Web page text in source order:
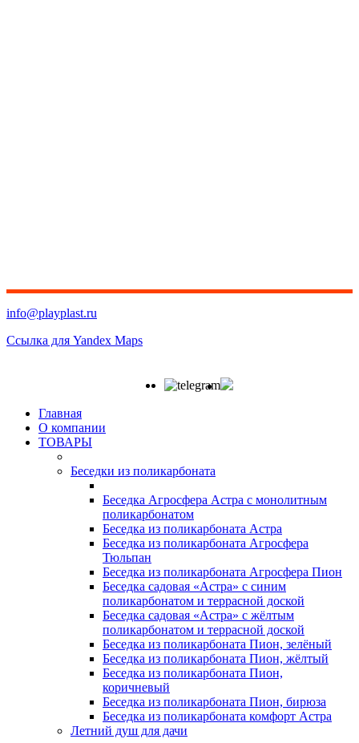
info@playplast.ru
Ссылка для Yandex Maps
Главная
О компании
ТОВАРЫ
Беседки из поликарбоната
Беседка Агросфера Астра с монолитным
поликарбонатом
Беседка из поликарбоната Астра
Беседка из поликарбоната Агросфера
Тюльпан
Беседка из поликарбоната Агросфера Пион
Беседка садовая «Астра» с синим
поликарбонатом и террасной доской
Беседка садовая «Астра» с жёлтым
поликарбонатом и террасной доской
Беседка из поликарбоната Пион, зелёный
Беседка из поликарбоната Пион, жёлтый
Беседка из поликарбоната Пион,
коричневый
Беседка из поликарбоната Пион, бирюза
Беседка из поликарбоната комфорт Астра
Летний душ для дачи